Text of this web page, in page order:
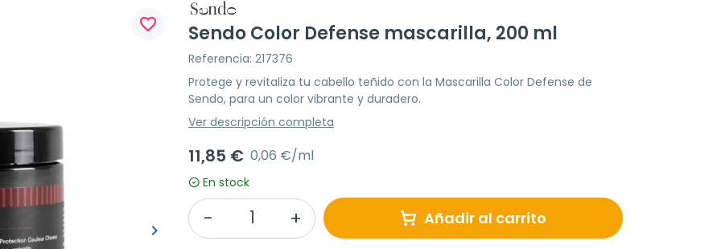
Siguiente
keyboard_arrow_right
favorite_border Sendo Color Defense mascarilla, 200 ml
Referencia: 217376
Protege y revitaliza tu cabello teñido con la Mascarilla Color Defense de
Sendo, para un color vibrante y duradero.
Ver descripción completa
11,85 € 0,06 €/ml
En stock
Añadir al carrito